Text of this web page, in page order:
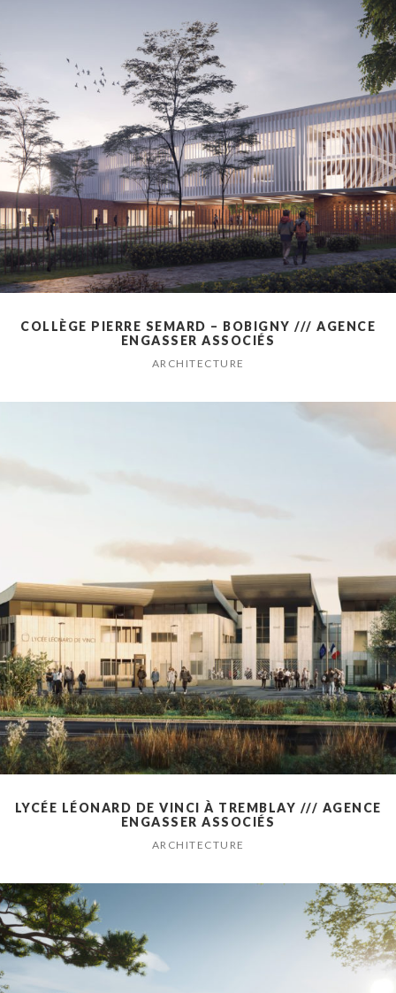
COLLÈGE PIERRE SEMARD – BOBIGNY /// AGENCE
ENGASSER ASSOCIÉS
ARCHITECTURE
LYCÉE LÉONARD DE VINCI À TREMBLAY /// AGENCE
ENGASSER ASSOCIÉS
ARCHITECTURE